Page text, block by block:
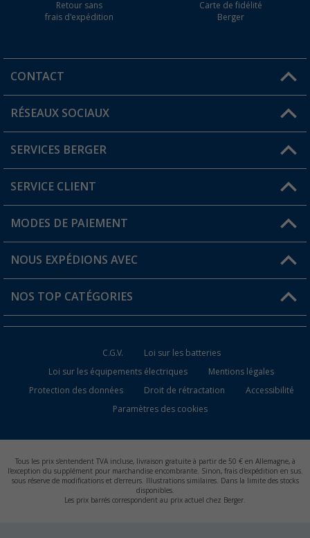
Retour sans
frais d'expédition
Carte de fidélité
Berger
CONTACT
Une question ?
Trouver une magasin
RÉSEAUX SOCIAUX
SERVICES BERGER
Devenir revendeur
Mon compte
Carte de fidélité Berger
SERVICE CLIENT
FAQ et contact
Informations sur l'expédition
Statut de la commande
MODES DE PAIEMENT
NOUS EXPÉDIONS AVEC
NOS TOP CATÉGORIES
Accessoires de cuisine de camping
Meubles de camping
C.G.V.
Loi sur les batteries
Loi sur les équipements électriques
Mentions légales
Protection des données
Droit de rétractation
Accessibilité
Paramètres des cookies
Tous les prix s'entendent TVA incluse, livraison gratuite à partir de 50 € en Allemagne, à
l'exception du supplément pour marchandise encombrante. Sinon, frais d'expédition en sus.
sous réserve de modifications et d'erreurs. Illustrations similaires. Dans la limite des stocks
disponibles.
Les prix barrés correspondent au prix actuel chez Berger.